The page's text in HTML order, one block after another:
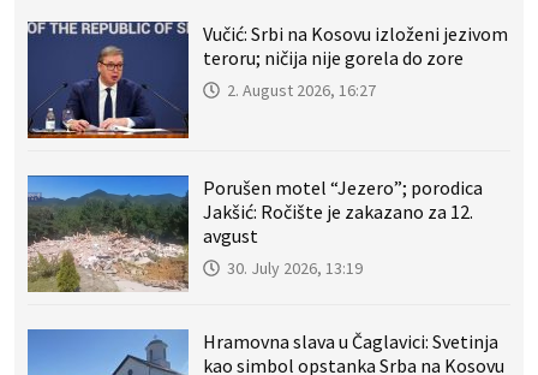
Vučić: Srbi na Kosovu izloženi jezivom
teroru; ničija nije gorela do zore
2. August 2026, 16:27
Porušen motel “Jezero”; porodica
Jakšić: Ročište je zakazano za 12.
avgust
30. July 2026, 13:19
Hramovna slava u Čaglavici: Svetinja
kao simbol opstanka Srba na Kosovu